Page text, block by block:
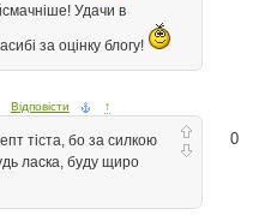
Удачи в
за оцінку блогу!
Відповісти ↑
0
тіста, бо за силкою
ласка, буду щиро